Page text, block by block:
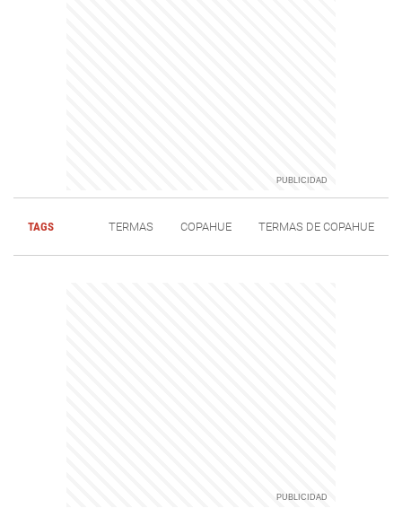
TAGS TERMAS COPAHUE TERMAS DE COPAHUE